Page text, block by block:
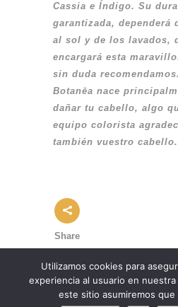
Cassia e Índigo. Su
garantizada, dependerá
al sol y de los lavados,
encargará esta
sin duda recomendamos.
Botanēa nace
dañar tu cabello, algo
equipo colorista
también vuestro cabello.
Share
© Copyright Duo
Utilizamos cookies para
experiencia al usuario en
este sitio asumiremos